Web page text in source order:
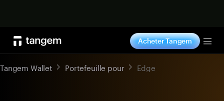
Acheter Tangem
Tangem Wallet Portefeuille pour Edge